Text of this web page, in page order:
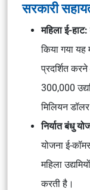
सरकारी
महिला ई-हाट:
किया गया
प्रदर्शित
300,000
मिलियन
निर्यात बंधु
योजना ई-
महिला
करती है।